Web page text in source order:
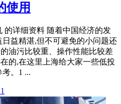
使用
的详细资料 随着中国经济的发
益精湛,但不可避免的小问题还
油污比较重、操作性能比较差
的,在这里上海给大家一些低投
。1 ...